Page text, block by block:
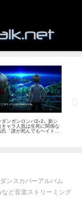
ダンガンロンパ2×2』新シ
ャラ人気は生死に関係な
「誰が死んでもヘイトメ
いで」
ダンスカバーアルバム
ど音楽ストリーミング